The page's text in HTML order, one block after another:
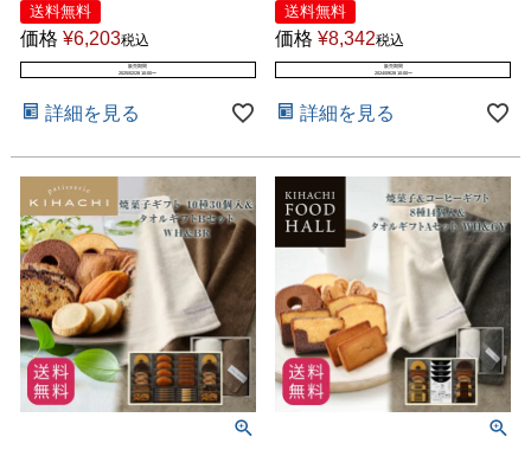
送料無料
価格 ¥6,203税込
販売期間
2025/02/28 10:00〜
詳細を見る
送料無料
価格 ¥8,342税込
販売期間
2024/09/28 10:00〜
詳細を見る